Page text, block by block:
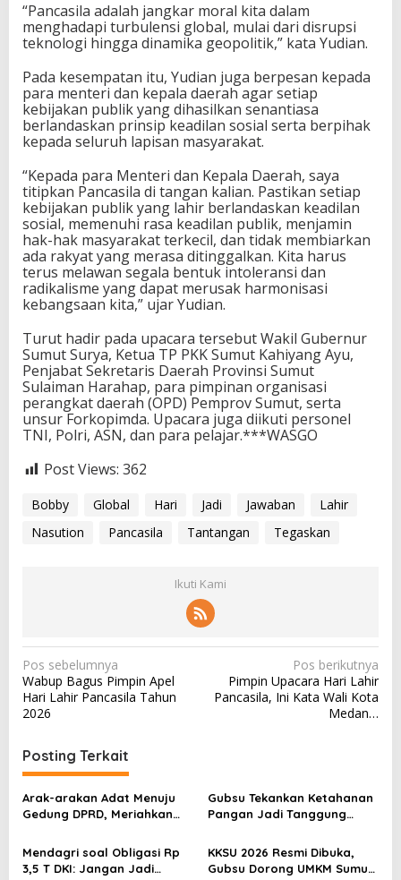
“Pancasila adalah jangkar moral kita dalam
menghadapi turbulensi global, mulai dari disrupsi
teknologi hingga dinamika geopolitik,” kata Yudian.
Pada kesempatan itu, Yudian juga berpesan kepada
para menteri dan kepala daerah agar setiap
kebijakan publik yang dihasilkan senantiasa
berlandaskan prinsip keadilan sosial serta berpihak
kepada seluruh lapisan masyarakat.
“Kepada para Menteri dan Kepala Daerah, saya
titipkan Pancasila di tangan kalian. Pastikan setiap
kebijakan publik yang lahir berlandaskan keadilan
sosial, memenuhi rasa keadilan publik, menjamin
hak-hak masyarakat terkecil, dan tidak membiarkan
ada rakyat yang merasa ditinggalkan. Kita harus
terus melawan segala bentuk intoleransi dan
radikalisme yang dapat merusak harmonisasi
kebangsaan kita,” ujar Yudian.
Turut hadir pada upacara tersebut Wakil Gubernur
Sumut Surya, Ketua TP PKK Sumut Kahiyang Ayu,
Penjabat Sekretaris Daerah Provinsi Sumut
Sulaiman Harahap, para pimpinan organisasi
perangkat daerah (OPD) Pemprov Sumut, serta
unsur Forkopimda. Upacara juga diikuti personel
TNI, Polri, ASN, dan para pelajar.***WASGO
Post Views: 362
Bobby Global Hari Jadi Jawaban
Lahir
Nasution
Pancasila Tantangan Tegaskan
Ikuti Kami
N
a
v
g
a
s
p
Pos sebelumnya
Wabup Bagus Pimpin Apel
Hari Lahir Pancasila Tahun
2026
Pos berikutnya
Pimpin Upacara Hari Lahir
Pancasila, Ini Kata Wali Kota
Medan…
Posting Terkait
Arak-arakan Adat Menuju
Gedung DPRD, Meriahkan
Kab. Bengkalis
Gubsu Tekankan Ketahanan
Pangan Jadi Tanggung
Tingkat Desa
Mendagri soal Obligasi Rp
3,5 T DKI: Jangan Jadi
KKSU 2026 Resmi Dibuka,
Gubsu Dorong UMKM Sumut